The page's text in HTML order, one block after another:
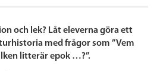
och lek? Låt eleverna göra ett
med frågor som ”Vem
litterär epok …?”.